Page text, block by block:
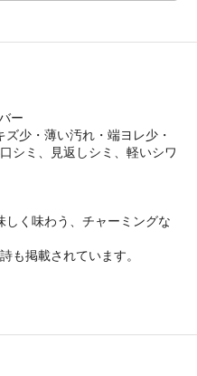
ー
少・薄い汚れ・端ヨレ少・
シミ、見返しシミ、軽いシワ
しく味わう、チャーミングな
も掲載されています。